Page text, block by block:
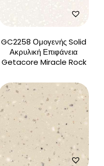
GC2258 Ομογενής Solid
Ακρυλική Επιφάνεια
Getacore Miracle Rock